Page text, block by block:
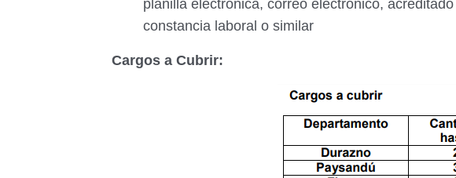
planilla electrónica, correo electrónico,
constancia laboral o similar
Cargos a Cubrir: